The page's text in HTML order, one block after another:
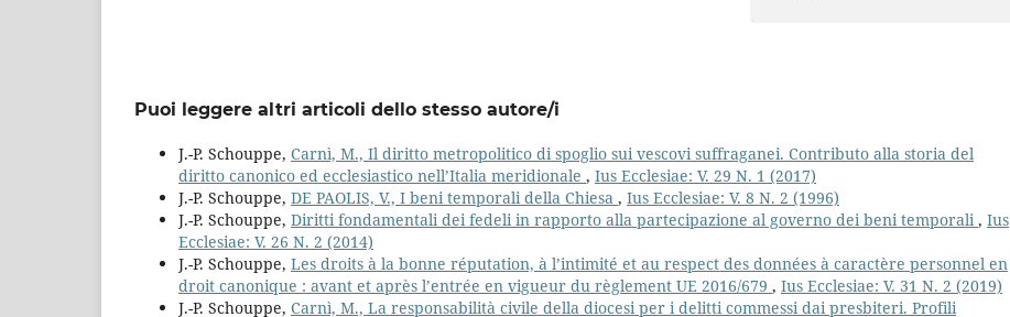
Puoi leggere altri articoli dello stesso autore/i
J.-P. Schouppe, Carnì, M., Il diritto metropolitico di spoglio sui vescovi suffraganei. Contributo alla storia del
diritto canonico ed ecclesiastico nell’Italia meridionale , Ius Ecclesiae: V. 29 N. 1 (2017)
J.-P. Schouppe, DE PAOLIS, V., I beni temporali della Chiesa , Ius Ecclesiae: V. 8 N. 2 (1996)
J.-P. Schouppe, Diritti fondamentali dei fedeli in rapporto alla partecipazione al governo dei beni temporali, Ius
Ecclesiae: V. 26 N. 2 (2014)
J.-P. Schouppe, Les droits à la bonne réputation, à l’intimité et au respect des données à caractère personnel en
droit canonique : avant et après l’entrée en vigueur du règlement UE 2016/679 , Ius Ecclesiae: V. 31 N. 2 (2019)
J.-P. Schouppe, Carnì, M., La responsabilità civile della diocesi per i delitti commessi dai presbiteri. Profili